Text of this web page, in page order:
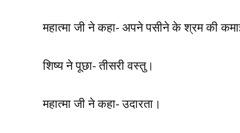
महात्‍मा जी ने कहा- अपने पसीने के श्रम की
शिष्‍य ने पूछा- तीसरी वस्‍तु।
महात्‍मा जी ने कहा- उदारता।